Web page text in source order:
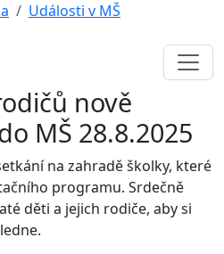
Události v MŠ
nově
MŠ 28.8.2025
na zahradě školky, které
programu. Srdečně
děti a jejich rodiče, aby si